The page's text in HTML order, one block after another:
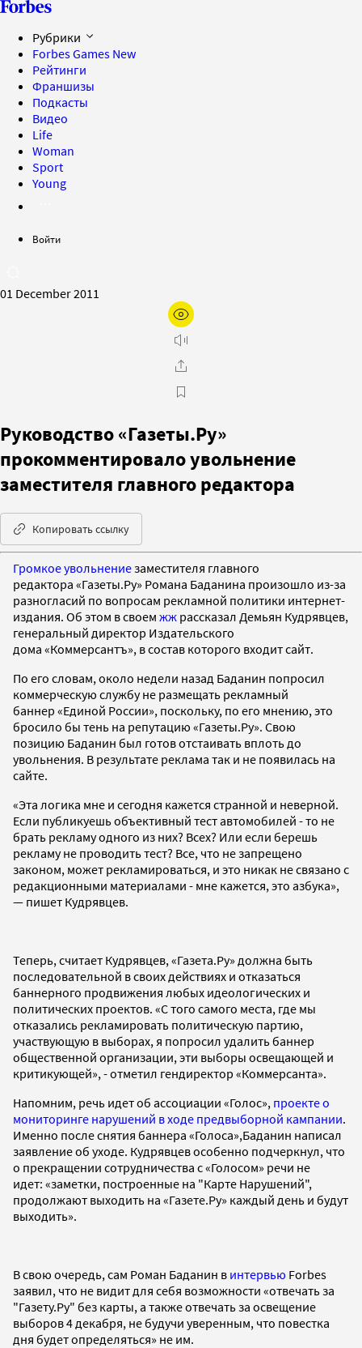
Рубрики
Forbes Games New
Рейтинги
Франшизы
Подкасты
Видео
Life
Woman
Sport
Young
Войти
01 December 2011
Руководство «Газеты.Ру»
прокомментировало увольнение
заместителя главного редактора
Копировать ссылку
Громкое увольнениезаместителя главного
редактора «Газеты.Ру» Романа Баданина произошло из-за
разногласий по вопросам рекламной политики интернет-
издания. Об этом в своем жж рассказал Демьян Кудрявцев,
генеральный директор Издательского
дома «Коммерсантъ», в состав которого входит сайт.
По его словам, около недели назад Баданин попросил
коммерческую службу не размещать рекламный
баннер «Единой России», поскольку, по его мнению, это
бросило бы тень на репутацию «Газеты.Ру». Свою
позицию Баданин был готов отстаивать вплоть до
увольнения. В результате реклама так и не появилась на
сайте.
«Эта логика мне и сегодня кажется странной и неверной.
Если публикуешь объективный тест автомобилей - то не
брать рекламу одного из них? Всех? Или если берешь
рекламу не проводить тест? Все, что не запрещено
законом, может рекламироваться, и это никак не связано с
редакционными материалами - мне кажется, это азбука»,
— пишет Кудрявцев.
Теперь, считает Кудрявцев, «Газета.Ру» должна быть
последовательной в своих действиях и отказаться
баннерного продвижения любых идеологических и
политических проектов. «С того самого места, где мы
отказались рекламировать политическую партию,
участвующую в выборах, я попросил удалить баннер
общественной организации, эти выборы освещающей и
критикующей», - отметил гендиректор «Коммерсанта».
Напомним, речь идет об ассоциации «Голос», проекте о
мониторинге нарушений в ходе предвыборной кампании.
Именно после снятия баннера «Голоса»,Баданин написал
заявление об уходе. Кудрявцев особенно подчеркнул, что
о прекращении сотрудничества с «Голосом» речи не
идет: «заметки, построенные на "Карте Нарушений",
продолжают выходить на «Газете.Ру» каждый день и будут
выходить».
В свою очередь, сам Роман Баданин в интервью Forbes
заявил, что не видит для себя возможности «отвечать за
"Газету.Ру" без карты, а также отвечать за освещение
выборов 4 декабря, не будучи уверенным, что повестка
дня будет определяться» не им.